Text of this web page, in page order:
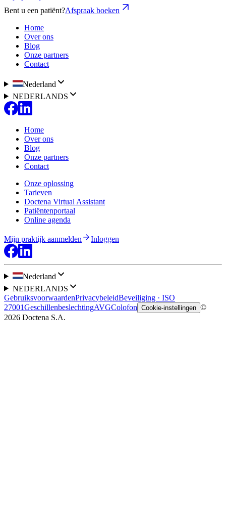
Bent u een patiënt?Afspraak boeken
Home
Over ons
Blog
Onze partners
Contact
Nederland
NEDERLANDS
Home
Over ons
Blog
Onze partners
Contact
Onze oplossing
Tarieven
Doctena Virtual Assistant
Patiëntenportaal
Online agenda
Mijn praktijk aanmelden Inloggen
Nederland
NEDERLANDS
GebruiksvoorwaardenPrivacybeleidBeveiliging · ISO
27001GeschillenbeslechtingAVGColofon Cookie-instellingen ©
2026 Doctena S.A.